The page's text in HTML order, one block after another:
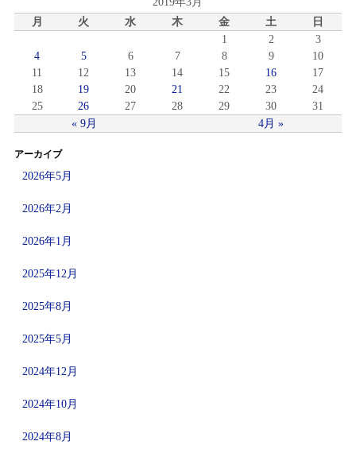
月
火 水 木 金 土 日
« 9月 4月 »
1 2
3
4
5 6 7 8 9
10
11
12 13 14 15 16
17
18
19 20 21 22 23
24
25
26 27 28 29 30 31
アーカイブ
2026年5月
2026年2月
2026年1月
2025年12月
2025年8月
2025年5月
2024年12月
2024年10月
2024年8月